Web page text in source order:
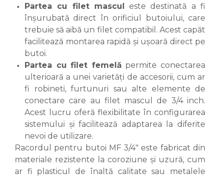
Partea cu filet mascul
este destinată a fi
înșurubată direct în orificiul butoiului, care
trebuie să aibă un filet compatibil. Acest capăt
facilitează montarea rapidă și ușoară direct pe
butoi.
Partea cu filet femelă permite conectarea
ulterioară a unei varietăți de accesorii, cum ar
fi robineti, furtunuri sau alte elemente de
conectare care au filet mascul de 3/4 inch.
Acest lucru oferă flexibilitate în configurarea
sistemului și facilitează adaptarea la diferite
nevoi de utilizare.
Racordul pentru butoi MF 3/4" este fabricat din
materiale rezistente la coroziune și uzură, cum
ar fi plasticul de înaltă calitate sau metalele